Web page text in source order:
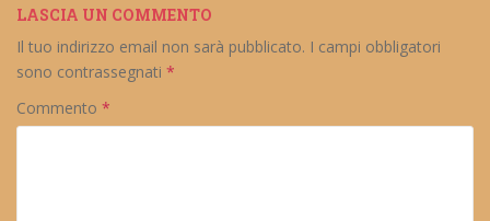
LASCIA UN COMMENTO
Il tuo indirizzo email non sarà pubblicato. I campi obbligatori
sono contrassegnati *
Commento *